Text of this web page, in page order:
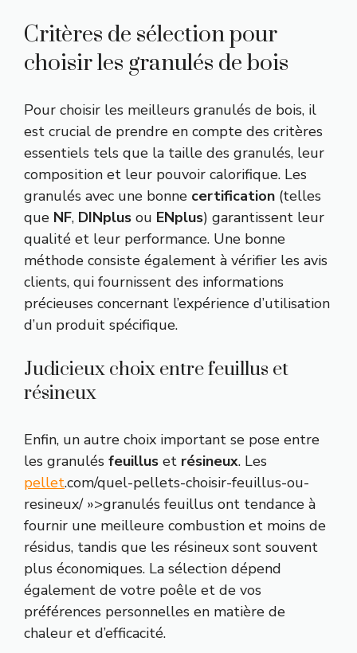
Critères de sélection pour
choisir les granulés de bois
Pour choisir les meilleurs granulés de bois, il
est crucial de prendre en compte des critères
essentiels tels que la taille des granulés, leur
composition et leur pouvoir calorifique. Les
granulés avec une bonne certification (telles
que NF, DINplus ou ENplus) garantissent leur
qualité et leur performance. Une bonne
méthode consiste également à vérifier les avis
clients, qui fournissent des informations
précieuses concernant l’expérience d’utilisation
d’un produit spécifique.
Judicieux choix entre feuillus et
résineux
Enfin, un autre choix important se pose entre
les granulés feuillus et résineux. Les
pellet.com/quel-pellets-choisir-feuillus-ou-
resineux/ »>granulés feuillus ont tendance à
fournir une meilleure combustion et moins de
résidus, tandis que les résineux sont souvent
plus économiques. La sélection dépend
également de votre poêle et de vos
préférences personnelles en matière de
chaleur et d’efficacité.